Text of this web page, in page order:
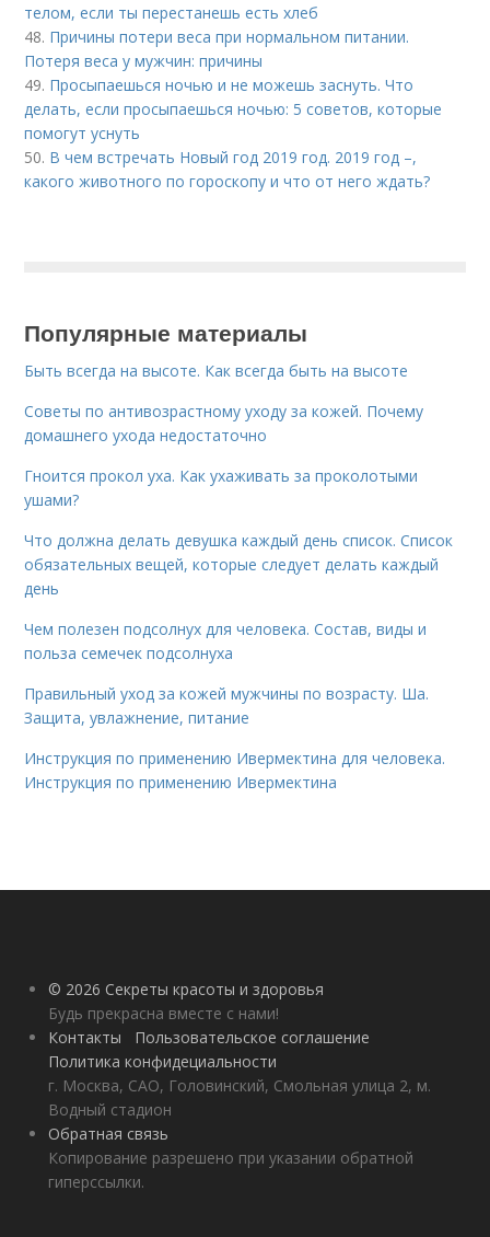
телом, если ты перестанешь есть хлеб
48. Причины потери веса при нормальном питании.
Потеря веса у мужчин: причины
49. Просыпаешься ночью и не можешь заснуть. Что
делать, если просыпаешься ночью: 5 советов, которые
помогут уснуть
50. В чем встречать Новый год 2019 год. 2019 год –,
какого животного по гороскопу и что от него ждать?
Популярные материалы
Быть всегда на высоте. Как всегда быть на высоте
Советы по антивозрастному уходу за кожей. Почему
домашнего ухода недостаточно
Гноится прокол уха. Как ухаживать за проколотыми
ушами?
Что должна делать девушка каждый день список. Список
обязательных вещей, которые следует делать каждый
день
Чем полезен подсолнух для человека. Состав, виды и
польза семечек подсолнуха
Правильный уход за кожей мужчины по возрасту. Ша.
Защита, увлажнение, питание
Инструкция по применению Ивермектина для человека.
Инструкция по применению Ивермектина
© 2026 Секреты красоты и здоровья
Будь прекрасна вместе с нами!
Контакты
Пользовательское соглашение
Политика конфидециальности
г. Москва, САО, Головинский, Смольная улица 2, м.
Водный стадион
Обратная связь
Копирование разрешено при указании обратной
гиперссылки.